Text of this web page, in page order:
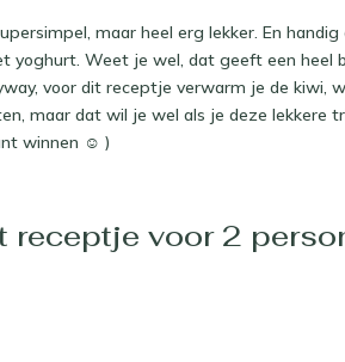
maar heel erg lekker. En
yoghurt. Weet je wel, dat geeft een heel
voor dit receptje verwarm je de kiwi,
maar dat wil je wel als je deze lekkere
winnen ☺ )
voor 2